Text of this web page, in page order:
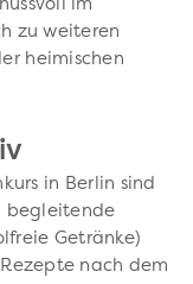
im
zu weiteren
heimischen
in Berlin sind
begleitende
Getränke)
nach dem